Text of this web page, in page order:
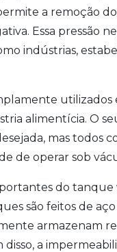
a remoção
Essa pressão
indústrias,
alimentícia. O
mas todos
de operar sob
do
são feitos de
armazenam
disso, a